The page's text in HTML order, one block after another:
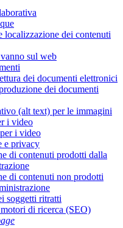
localizzazione dei contenuti
sul web
dei documenti elettronici
dei documenti
(alt text) per le immagini
i video
i video
e privacy
di contenuti prodotti dalla
di contenuti non prodotti
soggetti ritratti
di ricerca (SEO)